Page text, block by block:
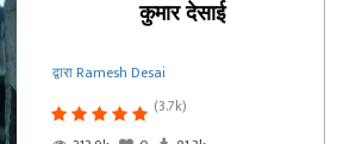
कुमार देसाई
द्वारा Ramesh Desai
(3.7k)